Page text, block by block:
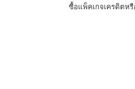
ซื้อแพ็คเกจเครดิตห